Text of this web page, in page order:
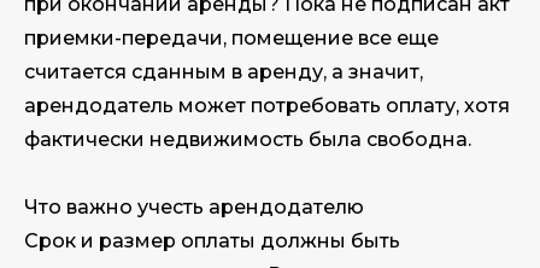
приемки-передачи, помещение все еще
считается сданным в аренду, а значит,
арендодатель может потребовать оплату, хотя
фактически недвижимость была свободна.
Что важно учесть арендодателю
Срок и размер оплаты должны быть